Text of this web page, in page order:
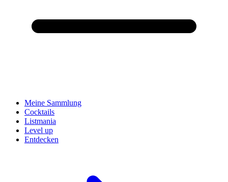
Meine Sammlung
Cocktails
Listmania
Level up
Entdecken